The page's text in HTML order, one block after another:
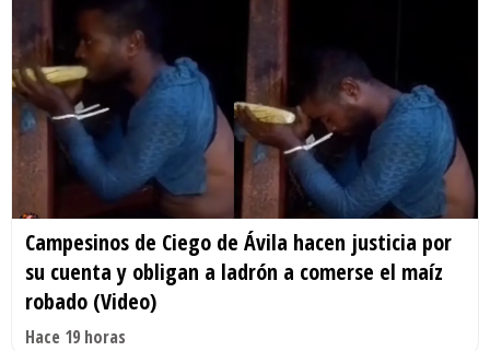
Campesinos de Ciego de Ávila hacen justicia por
su cuenta y obligan a ladrón a comerse el maíz
robado (Video)
Hace 19 horas